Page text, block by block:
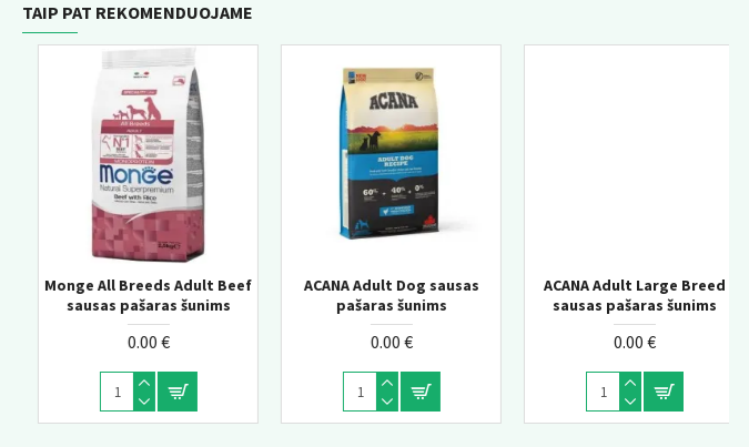
TAIP PAT REKOMENDUOJAME
ACANA Adult Dog sausas
pašaras šunims
0.00 €
ACANA Adult Large Breed
sausas pašaras šunims
0.00 €
Acana Classic Red sausas
pašaras šunims
0.00 €
Monge Daily Line Hairball
super premium pašaras
suaugusioms katėms su
vištiena 1,5kg
0.00 €
Calmatonin Paste Papildai
katėms kenčiančioms nuo
streso 30 ml